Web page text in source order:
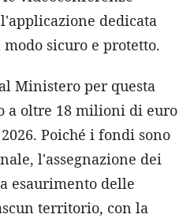
dedicata
sicuro e protetto.
Ministero per questa
a oltre 18 milioni di euro
Poiché i fondi sono
l'assegnazione dei
esaurimento delle
territorio, con la